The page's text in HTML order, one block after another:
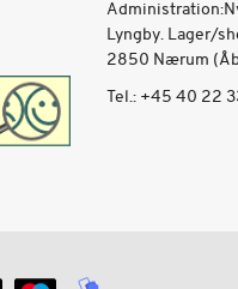
Lyngby. Lager/
2850 Nærum
Tel.: +45 40 22